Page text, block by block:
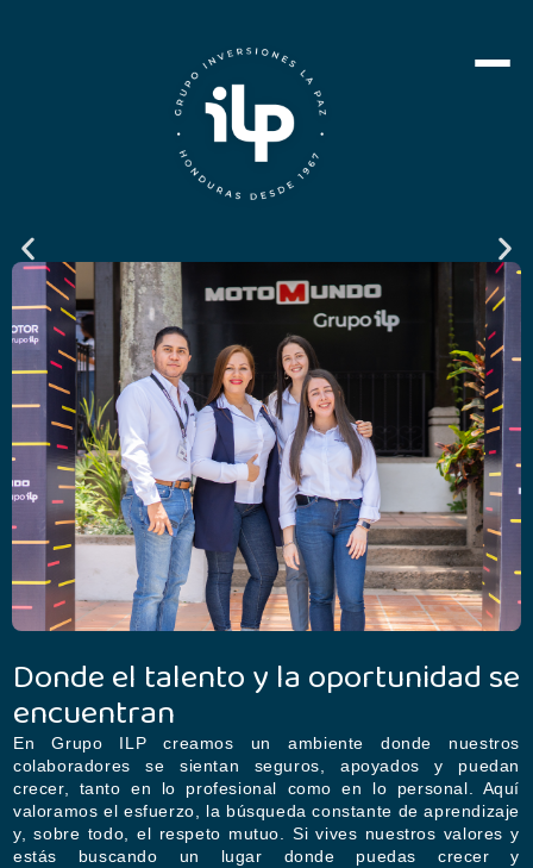
Donde el talento y la oportunidad se
encuentran
En Grupo ILP creamos un ambiente donde nuestros
colaboradores se sientan seguros, apoyados y puedan
crecer, tanto en lo profesional como en lo personal. Aquí
valoramos el esfuerzo, la búsqueda constante de aprendizaje
y, sobre todo, el respeto mutuo. Si vives nuestros valores y
estás buscando un lugar donde puedas crecer y